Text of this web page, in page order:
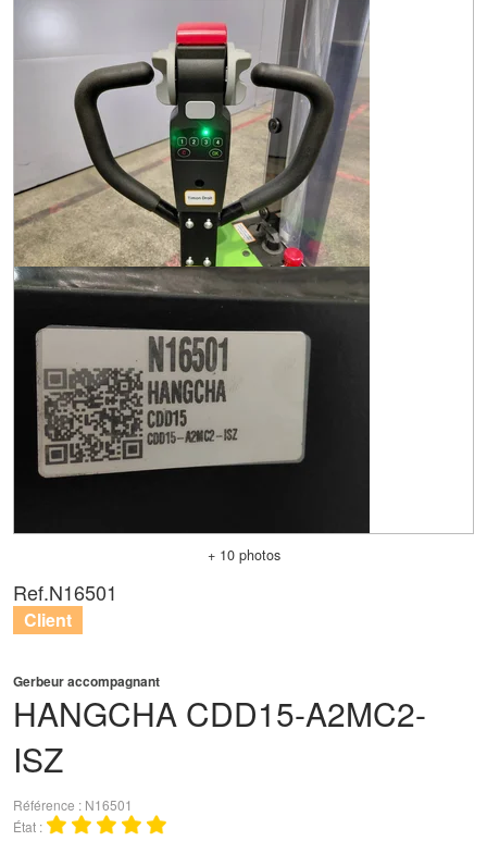
+ 10 photos
HANGCHA CDD15-A2MC2-
ISZ
Gerbeur accompagnant
Référence
N16501
État
Ref.N16501
Client